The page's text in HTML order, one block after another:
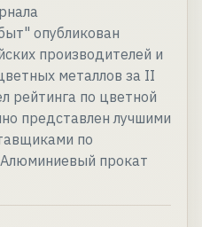
опубликован
производителей и
металлов за II
рейтинга по цветной
представлен лучшими
по
прокат